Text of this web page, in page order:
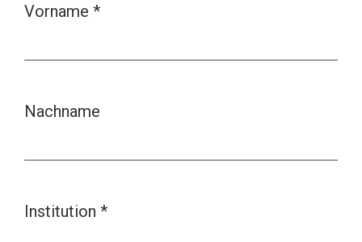
Vorname *
Nachname
Institution *